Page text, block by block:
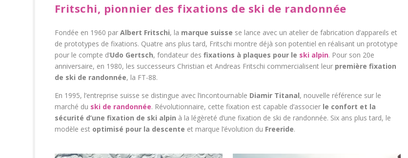
Fritschi, pionnier des fixations de ski de randonnée
Fondée en 1960 par Albert Fritschi, la marque suisse se lance avec un atelier de fabrication d’appareils et
de prototypes de fixations. Quatre ans plus tard, Fritschi montre déjà son potentiel en réalisant un prototype
pour le compte d’Udo Gertsch, fondateur des fixations à plaques pour le ski alpin. Pour son 20e
anniversaire, en 1980, les successeurs Christian et Andreas Fritschi commercialisent leur première fixation
de ski de randonnée, la FT-88.
En 1995, l’entreprise suisse se distingue avec l’incontournable Diamir Titanal, nouvelle référence sur le
marché du ski de randonnée. Révolutionnaire, cette fixation est capable d’associer le confort et la
sécurité d’une fixation de ski alpin à la légèreté d’une fixation de ski de randonnée. Six ans plus tard, le
modèle est optimisé pour la descente et marque l’évolution du Freeride.